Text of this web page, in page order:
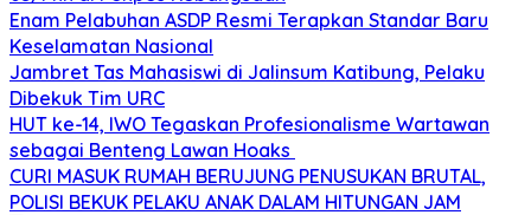
Enam Pelabuhan ASDP Resmi Terapkan Standar Baru
Keselamatan Nasional
Jambret Tas Mahasiswi di Jalinsum Katibung, Pelaku
Dibekuk Tim URC
HUT ke-14, IWO Tegaskan Profesionalisme Wartawan
sebagai Benteng Lawan Hoaks ‎
CURI MASUK RUMAH BERUJUNG PENUSUKAN BRUTAL,
POLISI BEKUK PELAKU ANAK DALAM HITUNGAN JAM